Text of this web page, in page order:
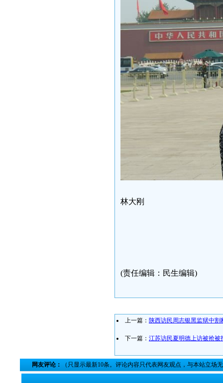
林大刚
(责任编辑：民生编辑)
上一篇： 陕西访民周志银黑监狱中割
下一篇： 江苏访民夏明德上访被抢
网友评论： （只显示最新10条。评论内容只代表网友观点，与本站立场